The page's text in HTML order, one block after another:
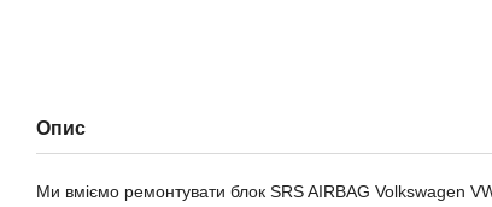
Опис
Ми вміємо ремонтувати блок SRS AIRBAG Volkswagen